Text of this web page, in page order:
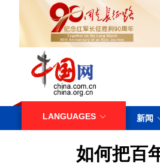
LANGUAGES 新闻
如何把百